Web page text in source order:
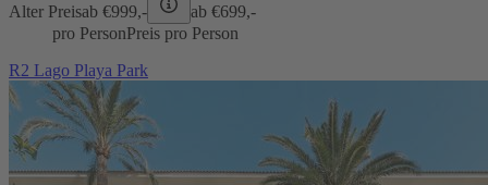
Alter Preisab €999,- ab €699,-
pro PersonPreis pro Person
R2 Lago Playa Park